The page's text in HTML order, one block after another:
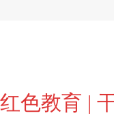
色教育 |